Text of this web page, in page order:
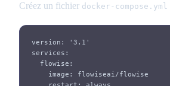
Créez un fichier docker-compose.yml
version: '3.1'
services: